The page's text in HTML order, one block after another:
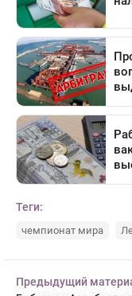
Теги:
чемпионат мира
Предыдущий